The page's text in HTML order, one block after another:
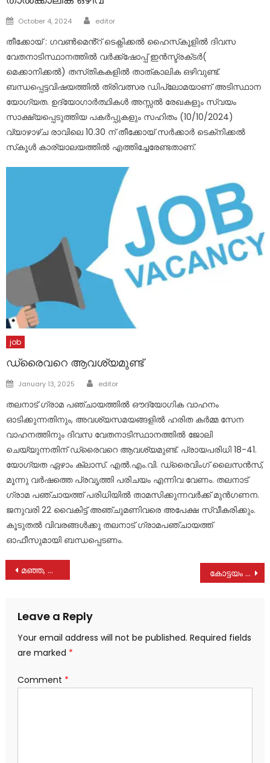
Posted
October 4, 2024 Author
editor
തീക്കോയ് : ഗവൺമെൻ്റ് ടെക്ന‌ിക്കൽ ഹൈസ്‌കൂളിൽ ദിവസ
വേതനാടിസ്ഥാനത്തിൽ വർക്ക്ഷോപ്പ് ഇൻസ്ട്രക്‌ടർ(
മെക്കാനിക്കൽ) തസ്‌തികകളിൽ താത്കാലിക ഒഴിവുണ്ട്.
ബന്ധപ്പെട്ടവിഷയത്തിൽ ത്രിവത്സര ഡിപ്ലോമയാണ് അടിസ്ഥാന
യോഗ്യത. ഉദ്യോഗാർത്ഥികൾ അസ്സൽ രേഖകളും സ്വയം
സാക്ഷ്യപ്പെടുത്തിയ പകർപ്പുകളും സഹിതം (10/10/2024)
വ്യാഴാഴ്‌ച രാവിലെ 10.30 ന് തീക്കോയ് സർക്കാർ ടെക്‌നിക്കൽ
സ്‌കൂൾ കാര്യാലയത്തിൽ എത്തിച്ചേരേണ്ടതാണ്.
job
ഡ്രൈവറെ ആവശ്യമുണ്ട്
Posted
January 13, 2025 Author
editor
തലനാട് ഗ്രാമ പഞ്ചായത്തിൽ ഔദ്യോഗിക വാഹനം
ഓടിക്കുന്നതിനും, അവശ്യസമയങ്ങളിൽ ഹരിത കർമ്മ സേന
വാഹനത്തിനും ദിവസ വേതനാടിസ്ഥാനത്തിൽ ജോലി
ചെയ്യുന്നതിന് ഡ്രൈവറെ ആവശ്യമുണ്ട്. പ്രായപരിധി 18-41.
യോഗ്യത ഏഴാം ക്ലാസ്. എൽ.എം.വി. ഡ്രൈവിംഗ് ലൈസൻസ്,
മൂന്നു വർഷത്തെ പ്രവൃത്തി പരിചയം എന്നിവ വേണം. തലനാട്
ഗ്രാമ പഞ്ചായത്ത് പരിധിയിൽ താമസിക്കുന്നവർക്ക് മുൻഗണന.
ജനുവരി 22 വൈകിട്ട് അഞ്ചുമണിവരെ അപേക്ഷ സ്വീകരിക്കും.
കൂടുതൽ വിവരങ്ങൾക്കു തലനാട് ഗ്രാമപഞ്ചായത്ത്
ഓഫീസുമായി ബന്ധപ്പെടണം.
Post
മഞ്ഞ, പിങ്ക് കാർഡ് റേഷൻ കാർഡ് അംഗങ്ങളുടെ ഇകെവൈസി മസ്റ്ററിങ് ഒക്ടോബർ ഒന്നുവരെ; ഞായറാഴ്ചയും സൗകര്യം കോട്ടയം ജില്ലാ പോലീസിന്റെയും മോട്ടോർ വാഹന വകുപ്പിന്റെയും നേതൃത്വത്തിൽ മെഗാ ഇ- ചെല്ലാൻ ത്രിദിന അദാലത്തിന് തുടക്കമായി
Leave a Reply
Your email address will not be published. Required fields
are marked *
Comment *